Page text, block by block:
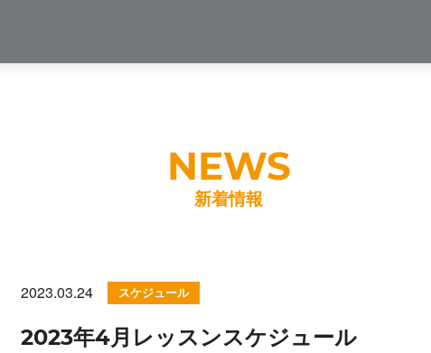
新着情報
2023.03.24 スケジュール
2023年4月レッスンスケジュール